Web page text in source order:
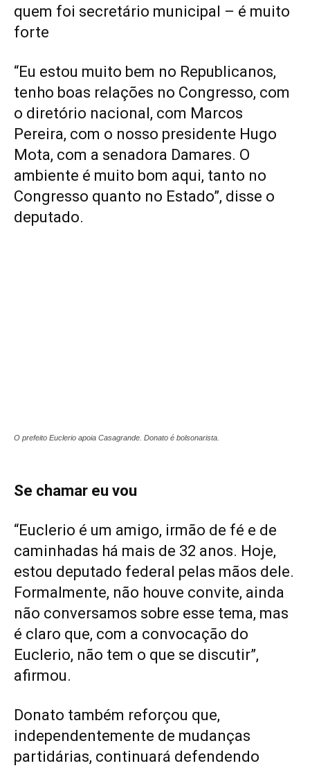
quem foi secretário municipal – é muito
forte
“Eu estou muito bem no Republicanos,
tenho boas relações no Congresso, com
o diretório nacional, com Marcos
Pereira, com o nosso presidente Hugo
Mota, com a senadora Damares. O
ambiente é muito bom aqui, tanto no
Congresso quanto no Estado”, disse o
deputado.
O prefeito Euclerio apoia Casagrande. Donato é bolsonarista.
Se chamar eu vou
“Euclerio é um amigo, irmão de fé e de
caminhadas há mais de 32 anos. Hoje,
estou deputado federal pelas mãos dele.
Formalmente, não houve convite, ainda
não conversamos sobre esse tema, mas
é claro que, com a convocação do
Euclerio, não tem o que se discutir”,
afirmou.
Donato também reforçou que,
independentemente de mudanças
partidárias, continuará defendendo